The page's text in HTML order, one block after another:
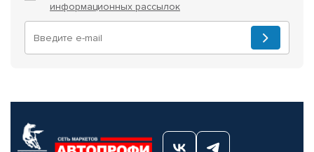
информационных рассылок